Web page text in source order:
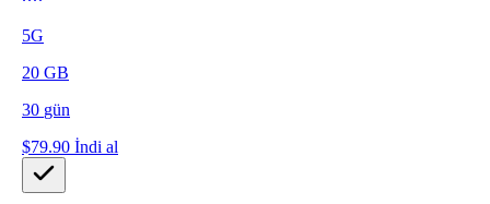
5G
20 GB
30 gün
$79.90 İndi al